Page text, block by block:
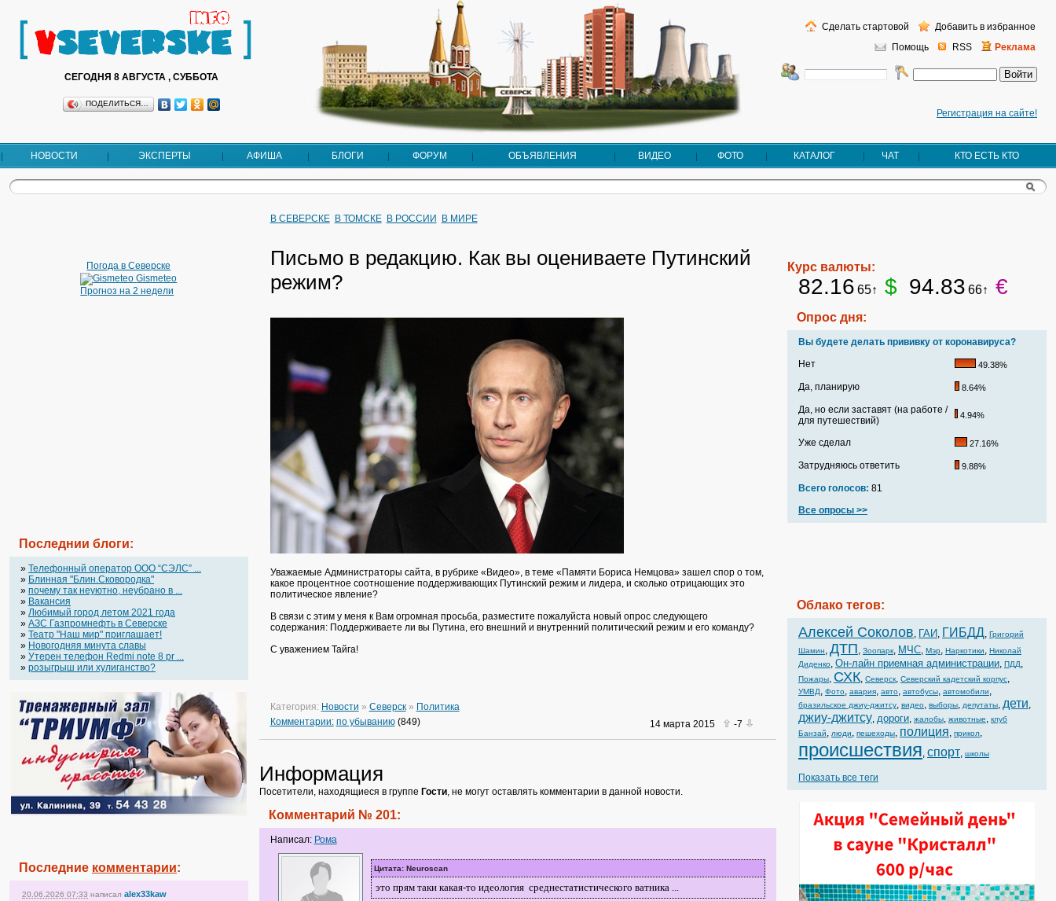
СЕГОДНЯ 8 АВГУСТА , СУББОТА
ПОДЕЛИТЬСЯ…
Регистрация на сайте!
Помощь RSS Реклама
Сделать стартовой Добавить в избранное
НОВОСТИ ЭКСПЕРТЫ АФИША БЛОГИ ФОРУМ ОБЪЯВЛЕНИЯ ВИДЕО ФОТО КАТАЛОГ ЧАТ КТО ЕСТЬ КТО
Погода в Северске
Gismeteo
Прогноз на 2 недели
Последнии блоги:
» Телефонный оператор OOO “СЭЛС” ...
» Блинная "Блин.Сковородка"
» почему так неуютно, неубрано в ...
» Вакансия
» Любимый город летом 2021 года
» АЗС Газпромнефть в Северске
» Театр "Наш мир" приглашает!
» Новогодняя минута славы
» Утерен телефон Redmi note 8 pr ...
» розыгрыш или хулиганство?
Последние комментарии:
20.06.2026 07:33 написал alex33kaw
В СЕВЕРСКЕ В ТОМСКЕ В РОССИИ В МИРЕ
Письмо в редакцию. Как вы оцениваете Путинский
режим?
Уважаемые Администраторы сайта, в рубрике «Видео», в теме «Памяти Бориса Немцова» зашел спор о том,
какое процентное соотношение поддерживающих Путинский режим и лидера, и сколько отрицающих это
политическое явление?
В связи с этим у меня к Вам огромная просьба, разместите пожалуйста новый опрос следующего
содержания: Поддерживаете ли вы Путина, его внешний и внутренний политический режим и его команду?
С уважением Тайга!
Категория: Новости » Северск» Политика
Комментарии: по убыванию(849) 14 марта 2015 -7
Информация
Посетители, находящиеся в группе Гости, не могут оставлять комментарии в данной новости.
Комментарий № 201:
Написал: Рома
Цитата: Neuroscan
это прям таки какая-то идеология среднестатистического ватника ...
Курс валюты:
82.16 65↑ $ 94.83 66↑ €
Опрос дня:
Вы будете делать прививку от коронавируса?
Нет
49.38%
Да, планирую 8.64%
Да, но если заставят (на работе /
для путешествий)
4.94%
Уже сделал 27.16%
Затрудняюсь ответить 9.88%
Всего голосов: 81
Все опросы >>
Облако тегов:
Алексей Соколов, ГАИ, ГИБДД, Григорий
Шамин, ДТП, Зоопарк, МЧС, Мэр, Наркотики, Николай
Диденко, Он-лайн приемная администрации, ПДД,
Пожары, СХК, Северск, Северский кадетский корпус,
УМВД, Фото, авария, авто, автобусы, автомобили,
бразильское джиу-джитсу, видео, выборы, депутаты, дети,
джиу-джитсу, дороги, жалобы, животные, клуб
Банзай, люди, пешеходы, полиция, прикол,
происшествия, спорт, школы
Показать все теги